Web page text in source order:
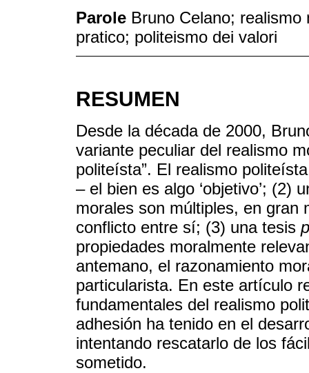
Parole Bruno Celano;
pratico; politeismo dei valori
RESUMEN
Desde la década de 2000,
variante peculiar del realismo
politeísta”. El realismo
– el bien es algo ‘objetivo’; (2)
morales son múltiples, en gran
conflicto entre sí; (3) una tesis
propiedades moralmente
antemano, el razonamiento
particularista. En este artículo
fundamentales del realismo
adhesión ha tenido en el
intentando rescatarlo de los
sometido.